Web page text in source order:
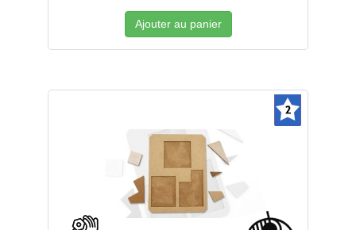
Ajouter au panier